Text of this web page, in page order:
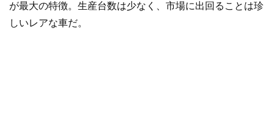
が最大の特徴。生産台数は少なく、市場に出回ることは珍
しいレアな車だ。